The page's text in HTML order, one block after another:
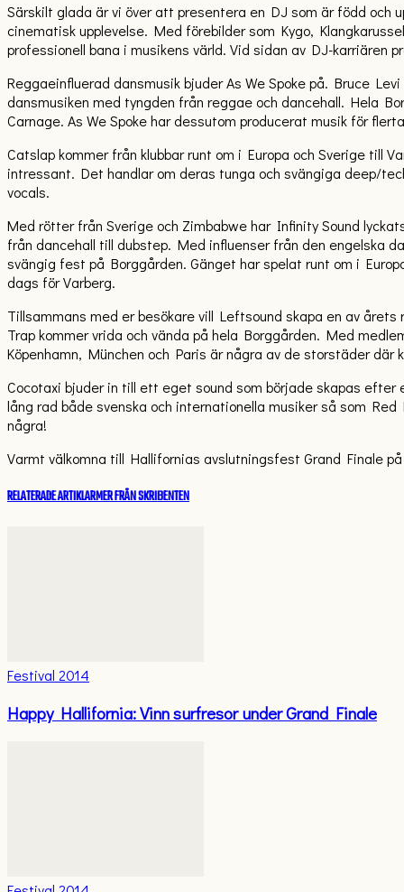
Särskilt glada är vi över att presentera en DJ som är född och
cinematisk upplevelse. Med förebilder som Kygo,
professionell bana i musikens värld. Vid sidan av DJ-karriären
Reggaeinfluerad dansmusik bjuder As We Spoke på. Bruce
dansmusiken med tyngden från reggae och dancehall. Hela
Carnage. As We Spoke har dessutom producerat musik för
Catslap kommer från klubbar runt om i Europa och Sverige till
intressant. Det handlar om deras tunga och svängiga deep/
vocals.
Med rötter från Sverige och Zimbabwe har Infinity Sound
från dancehall till dubstep. Med influenser från den engelska
svängig fest på Borggården. Gänget har spelat runt om i
dags för Varberg.
Tillsammans med er besökare vill Leftsound skapa en av
Trap kommer vrida och vända på hela Borggården. Med
Köpenhamn, München och Paris är några av de storstäder
Cocotaxi bjuder in till ett eget sound som började skapas
lång rad både svenska och internationella musiker så som
några!
Varmt välkomna till Hallifornias avslutningsfest Grand Finale
RELATERADE ARTIKLARMER FRÅN SKRIBENTEN
Festival 2014
Happy Hallifornia: Vinn surfresor under Grand Finale